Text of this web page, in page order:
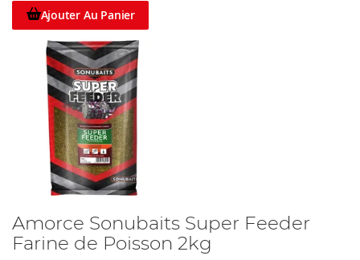
Ajouter Au Panier
Amorce Sonubaits Super Feeder
Farine de Poisson 2kg